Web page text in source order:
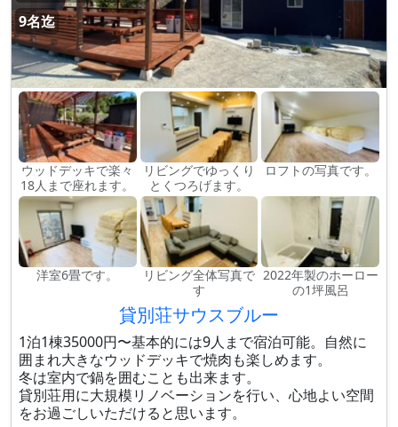
9名迄
ウッドデッキで楽々
18人まで座れます。
リビングでゆっくり
とくつろげます。
ロフトの写真です。
洋室6畳です。
リビング全体写真で
す
2022年製のホーロー
の1坪風呂
貸別荘サウスブルー
1泊1棟35000円〜基本的には9人まで宿泊可能。自然に
囲まれ大きなウッドデッキで焼肉も楽しめます。
冬は室内で鍋を囲むことも出来ます。
貸別荘用に大規模リノベーションを行い、心地よい空間
をお過ごしいただけると思います。